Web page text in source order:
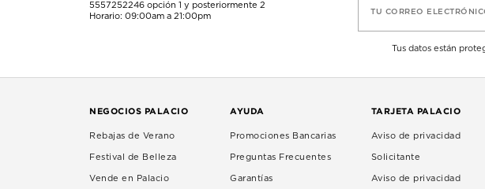
5557252246 opción 1 y posteriormente 2
Horario: 09:00am a 21:00pm
TU CORREO
Tus datos están
NEGOCIOS PALACIO
Rebajas de Verano
Festival de Belleza
Vende en Palacio
AYUDA
Promociones Bancarias
Preguntas Frecuentes
Garantías
TARJETA PALACIO
Aviso de privacidad
Solicitante
Aviso de privacidad